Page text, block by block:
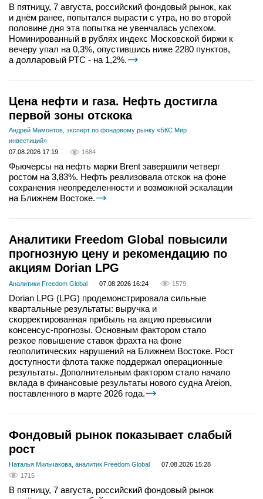
В пятницу, 7 августа, российский фондовый рынок, как
и днём ранее, попытался вырасти с утра, но во второй
половине дня эта попытка не увенчалась успехом.
Номинированный в рублях индекс Московской биржи к
вечеру упал на 0,3%, опустившись ниже 2280 пунктов,
а долларовый РТС - на 1,2%.
Цена нефти и газа. Нефть достигла
первой зоны отскока
Андрей Мамонтов, эксперт по фондовому рынку «БКС Мир
инвестиций»
07.08.2026 17:19
1684
Фьючерсы на нефть марки Brent завершили четверг
ростом на 3,83%. Нефть реализовала отскок на фоне
сохранения неопределенности и возможной эскалации
на Ближнем Востоке.
Аналитики Freedom Global повысили
прогнозную цену и рекомендацию по
акциям Dorian LPG
Аналитики Freedom Global 07.08.2026 16:24 1579
Dorian LPG (LPG) продемонстрировала сильные
квартальные результаты: выручка и
скорректированная прибыль на акцию превысили
консенсус-прогнозы. Основным фактором стало
резкое повышение ставок фрахта на фоне
геополитических нарушений на Ближнем Востоке. Рост
доступности флота также поддержал операционные
результаты. Дополнительным фактором стало начало
вклада в финансовые результаты нового судна Areion,
поставленного в марте 2026 года.
Фондовый рынок показывает слабый
рост
Наталья Мильчакова, аналитик Freedom Global
07.08.2026 15:28
1715
В пятницу, 7 августа, российский фондовый рынок